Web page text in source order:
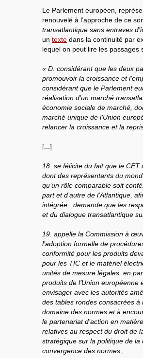
Le Parlement européen,
renouvelé à l’approche de ce
transatlantique sans entraves
un texte dans la continuité par
lequel on peut lire les passages
« D. considérant que les deux
promouvoir la croissance et
considérant que le Parlement
réalisation d’un marché
économie sociale de marché,
marché unique de l’Union
relancer la croissance et la
[...]
18. se félicite du fait que le
dont des représentants du
qu’un rôle comparable soit
part et d’autre de l’Atlantique,
intégrée ; demande que les
et du dialogue transatlantique
19. appelle la Commission à
l’adoption formelle de
conformité pour les produits
pour les TIC et le matériel
unités de mesure légales, en
produits de l’Union
envisager avec les autorités
des tables rondes consacrées
domaine des normes et à
le partenariat d’action en
relatives au respect du droit de
stratégique sur la politique de
convergence des normes ;